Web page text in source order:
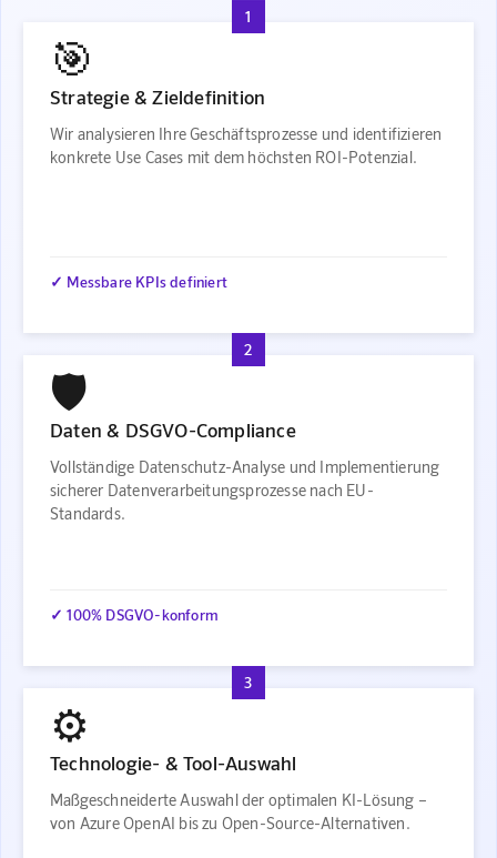
1
🎯
Strategie & Zieldefinition
Wir analysieren Ihre Geschäftsprozesse und identifizieren
konkrete Use Cases mit dem höchsten ROI-Potenzial.
✓ Messbare KPIs definiert
2
🛡️
Daten & DSGVO-Compliance
Vollständige Datenschutz-Analyse und Implementierung
sicherer Datenverarbeitungsprozesse nach EU-
Standards.
✓ 100% DSGVO-konform
3
⚙️
Technologie- & Tool-Auswahl
Maßgeschneiderte Auswahl der optimalen KI-Lösung –
von Azure OpenAI bis zu Open-Source-Alternativen.